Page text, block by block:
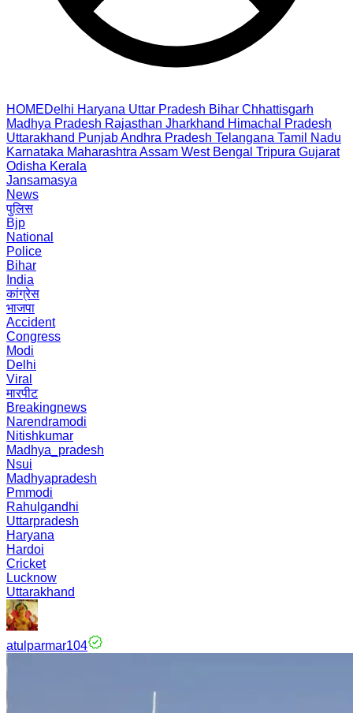
HOMEDelhi Haryana Uttar Pradesh Bihar Chhattisgarh
Madhya Pradesh Rajasthan Jharkhand Himachal Pradesh
Uttarakhand PunjabAndhra Pradesh Telangana Tamil Nadu
Karnataka Maharashtra Assam West Bengal Tripura Gujarat
Odisha Kerala
Jansamasya
News
पुलिस
Bjp
National
Police
Bihar
India
कांग्रेस
भाजपा
Accident
Congress
Modi
Delhi
Viral
मारपीट
Breakingnews
Narendramodi
Nitishkumar
Madhya_pradesh
Nsui
Madhyapradesh
Pmmodi
Rahulgandhi
Uttarpradesh
Haryana
Hardoi
Cricket
Lucknow
Uttarakhand
atulparmar104